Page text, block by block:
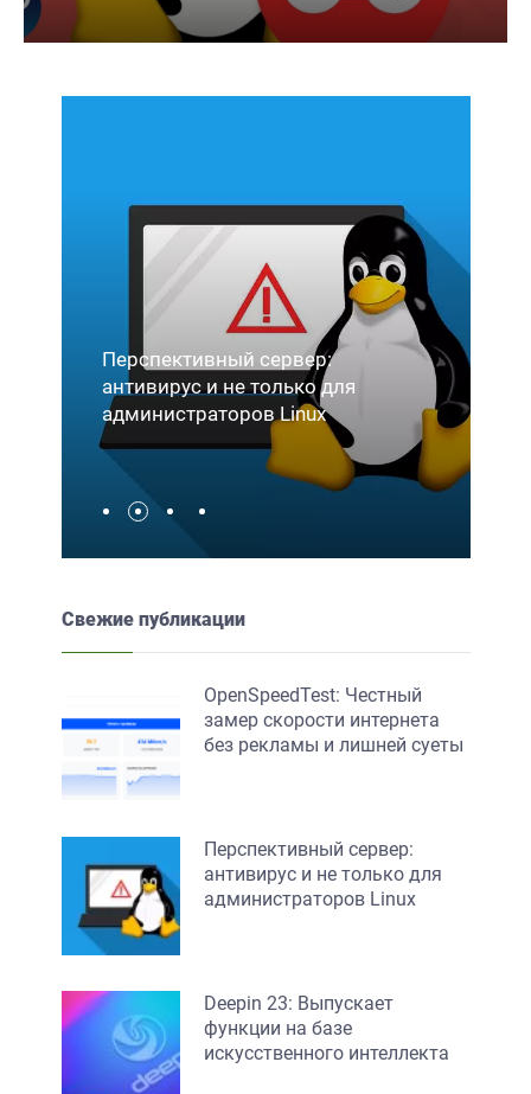
Перспективный сервер:
антивирус и не только для
администраторов Linux
Свежие публикации
OpenSpeedTest: Честный
замер скорости интернета
без рекламы и лишней суеты
Перспективный сервер:
антивирус и не только для
администраторов Linux
Deepin 23: Выпускает
функции на базе
искусственного интеллекта